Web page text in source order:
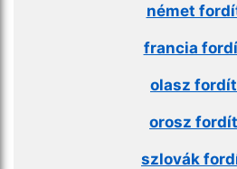
német
francia
olasz
orosz
szlovák